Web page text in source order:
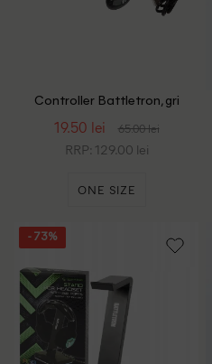
Controller Battletron, gri
19.50 lei 65.00 lei
RRP: 129.00 lei
ONE SIZE
- 73%